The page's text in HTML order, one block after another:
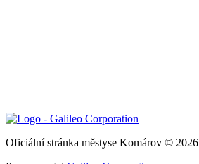
Oficiální stránka městyse Komárov © 2026